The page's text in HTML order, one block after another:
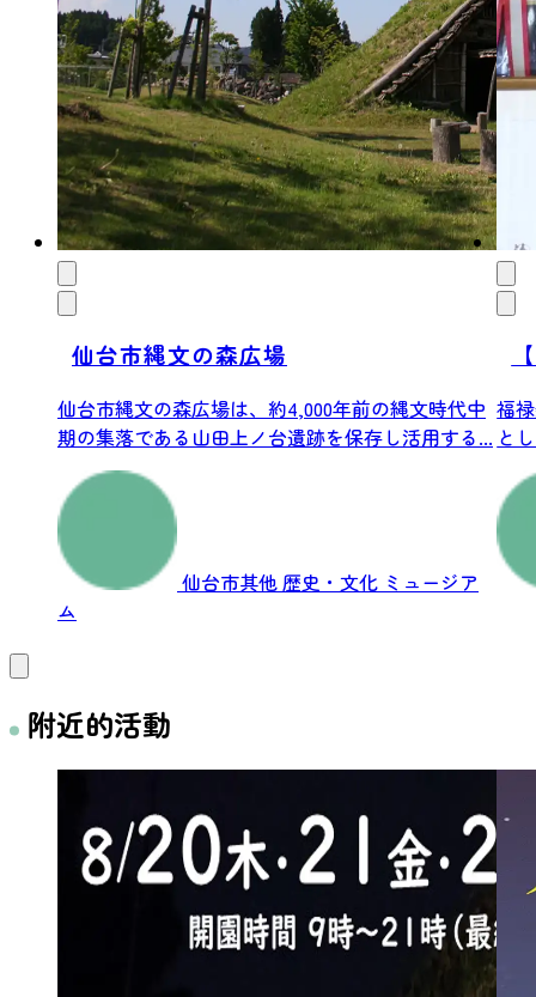
仙台市縄文の森広場
仙台市縄文の森広場は、約4,000年前の縄文時代中
期の集落である山田上ノ台遺跡を保存し活用する...
仙台市其他歴史・文化 ミュージア
ム
福
と
す
附近的活動